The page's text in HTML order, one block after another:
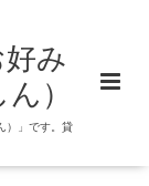
み
）
）」です。貸